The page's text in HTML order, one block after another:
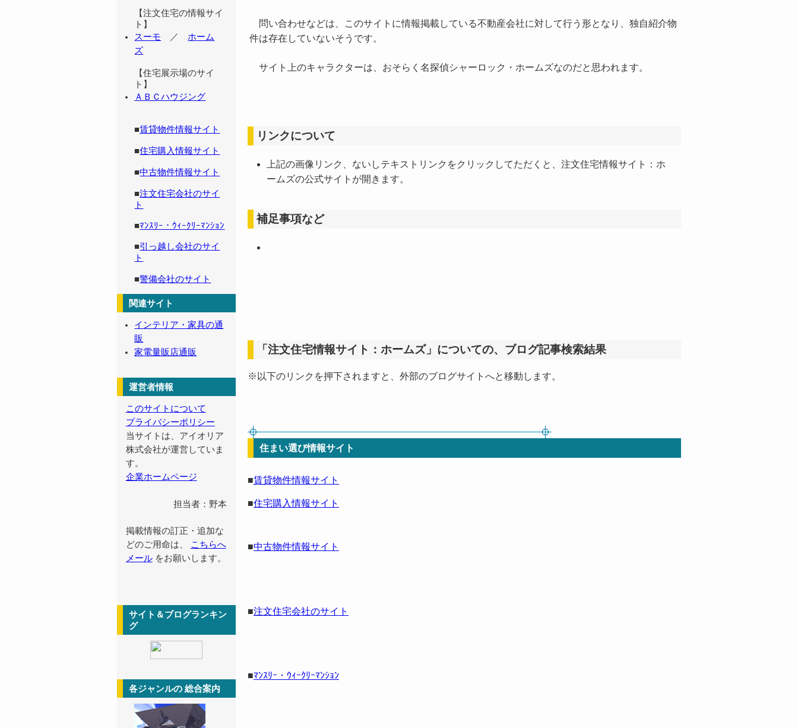
問い合わせなどは、このサイトに情報掲載している不動産会社に対して行う形となり、独自紹介物
件は存在していないそうです。
サイト上のキャラクターは、おそらく名探偵シャーロック・ホームズなのだと思われます。
リンクについて
上記の画像リンク、ないしテキストリンクをクリックしてただくと、注文住宅情報サイト：ホ
ームズの公式サイトが開きます。
補足事項など
「注文住宅情報サイト：ホームズ」についての、ブログ記事検索結果
※以下のリンクを押下されますと、外部のブログサイトへと移動します。
住まい選び情報サイト
■賃貸物件情報サイト
■住宅購入情報サイト
■中古物件情報サイト
■注文住宅会社のサイト
■ﾏﾝｽﾘｰ・ｳｨｰｸﾘｰﾏﾝｼｮﾝ
【注文住宅の情報サイ
ト】
スーモ ／ ホーム
ズ
【住宅展示場のサイ
ト】
ＡＢＣハウジング
■賃貸物件情報サイト
■住宅購入情報サイト
■中古物件情報サイト
■注文住宅会社のサイ
ト
■ﾏﾝｽﾘｰ・ｳｨｰｸﾘｰﾏﾝｼｮﾝ
■引っ越し会社のサイ
ト
■警備会社のサイト
関連サイト
インテリア・家具の通
販
家電量販店通販
運営者情報
このサイトについて
プライバシーポリシー
当サイトは、アイオリア
株式会社が運営していま
す。
企業ホームページ
担当者：野本
掲載情報の訂正・追加な
どのご用命は、
こちらへ
メールをお願いします。
サイト＆ブログランキン
グ
各ジャンルの 総合案内